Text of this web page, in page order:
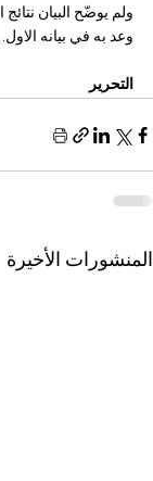
ولم يوضّح البيان نتائج
وعد به في بيانه الاول.
التحرير
المنشورات الأخيرة